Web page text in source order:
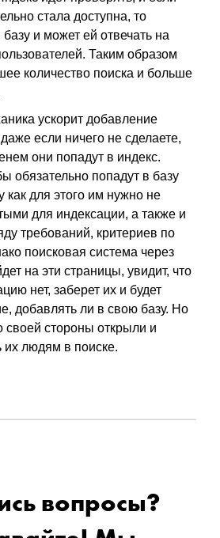
стала доступна, то
и может ей отвечать на
Таким образом
количество поиска и больше
ускорит добавление
если ничего не сделаете,
они попадут в индекс.
обязательно попадут в базу
как для этого им нужно не
для индексации, а также и
требований, критериев по
поисковая система через
на эти страницы, увидит, что
нет, заберет их и будет
добавлять ли в свою базу. Но
своей стороны открыли и
их людям в поиске.
вопросы?